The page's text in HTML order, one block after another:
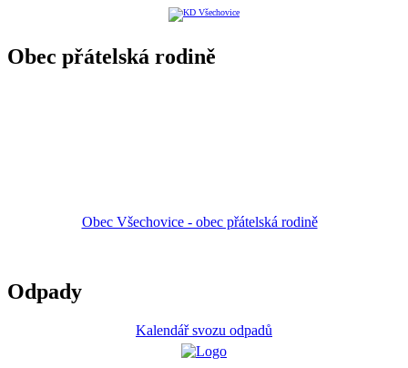
Obec přátelská rodině
Obec Všechovice - obec přátelská rodině
Odpady
Kalendář svozu odpadů